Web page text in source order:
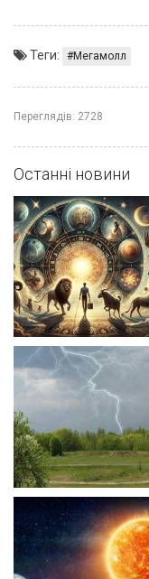
Теги: Мегамолл
Переглядів: 2728
Останні новини